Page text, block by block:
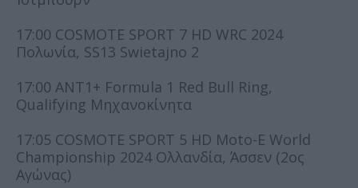
17:00 COSMOTE SPORT 7 HD WRC 2024
Πολωνία, SS13 Swietajno 2
17:00 ΑΝΤ1+ Formula 1 Red Bull Ring,
Qualifying Μηχανοκίνητα
17:05 COSMOTE SPORT 5 HD Moto-E World
Championship 2024 Ολλανδία, Άσσεν (2ος
Αγώνας)